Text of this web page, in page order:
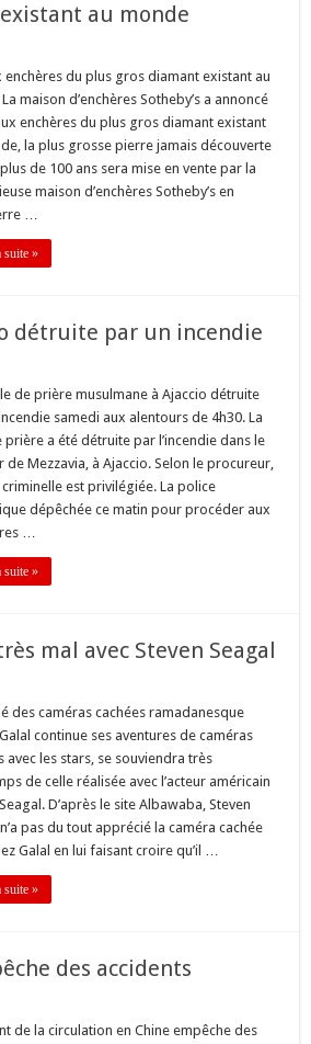
au monde
enchères du plus gros diamant existant au
maison d’enchères Sotheby’s a annoncé
enchères du plus gros diamant existant
la plus grosse pierre jamais découverte
de 100 ans sera mise en vente par la
maison d’enchères Sotheby’s en
…
suite »
détruite par un incendie
de prière musulmane à Ajaccio détruite
samedi aux alentours de 4h30. La
prière a été détruite par l’incendie dans le
de Mezzavia, à Ajaccio. Selon le procureur,
criminelle est privilégiée. La police
dépêchée ce matin pour procéder aux
…
suite »
mal avec Steven Seagal
des caméras cachées ramadanesque
continue ses aventures de caméras
avec les stars, se souviendra très
de celle réalisée avec l’acteur américain
D’après le site Albawaba, Steven
pas du tout apprécié la caméra cachée
Galal en lui faisant croire qu’il …
suite »
des accidents
de la circulation en Chine empêche des